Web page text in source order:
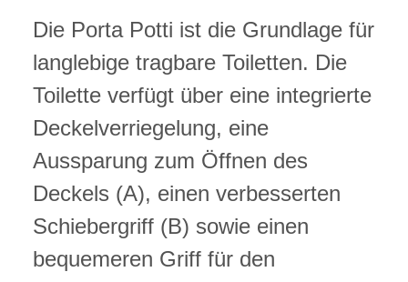
Die Porta Potti ist die Grundlage für
langlebige tragbare Toiletten. Die
Toilette verfügt über eine integrierte
Deckelverriegelung, eine
Aussparung zum Öffnen des
Deckels (A), einen verbesserten
Schiebergriff (B) sowie einen
bequemeren Griff für den